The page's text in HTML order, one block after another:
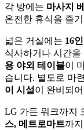
각 방에는 마사지
온전한 휴식을 즐
넓은 거실에는 16
식사하거나 시간
용 야외 테이블이
습니다. 별도로 마
이 시설 이 완비되
LG 가든 워크까지
스, 메트로마트까